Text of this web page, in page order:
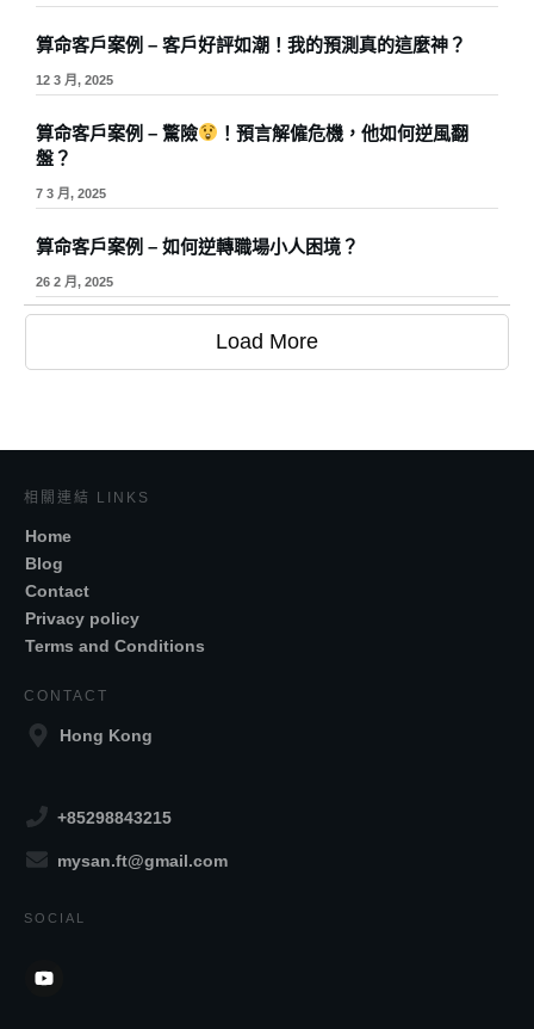
算命客戶案例 – 客戶好評如潮！我的預測真的這麼神？
12 3 月, 2025
算命客戶案例 – 驚險
！預言解僱危機，他如何逆風翻
盤？
7 3 月, 2025
算命客戶案例 – 如何逆轉職場小人困境？
26 2 月, 2025
Load More
相關連結 LINKS
Home
Blog
Contact
Privacy policy
Terms and Conditions
CONTACT
Hong Kong
+85298843215
mysan.ft@gmail.com
SOCIAL